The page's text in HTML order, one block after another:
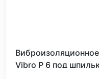
Vibro P 6 под